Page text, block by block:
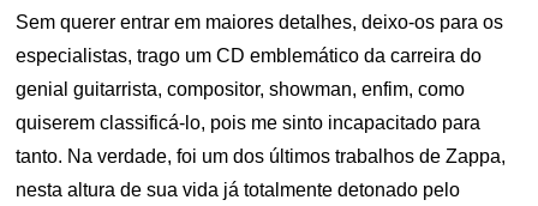
Sem querer entrar em maiores detalhes, deixo-os para os
especialistas, trago um CD emblemático da carreira do
genial guitarrista, compositor, showman, enfim, como
quiserem classificá-lo, pois me sinto incapacitado para
tanto. Na verdade, foi um dos últimos trabalhos de Zappa,
nesta altura de sua vida já totalmente detonado pelo